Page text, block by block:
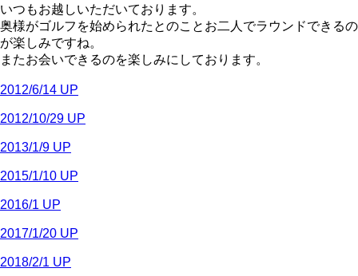
いつもお越しいただいております。
奥様がゴルフを始められたとのことお二人でラウンドできるの
が楽しみですね。
またお会いできるのを楽しみにしております。
2012/6/14 UP
2012/10/29 UP
2013/1/9 UP
2015/1/10 UP
2016/1 UP
2017/1/20 UP
2018/2/1 UP